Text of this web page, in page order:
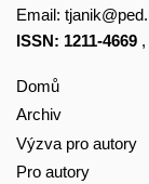
Email:
ISSN: 1211-4669 ,
Domů
Archiv
Výzva pro autory
Pro autory